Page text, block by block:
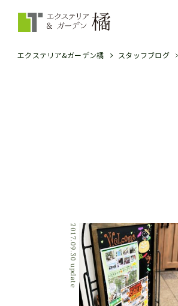
エクステリア&ガーデン橘 スタッフブログ
2017.09.30 update